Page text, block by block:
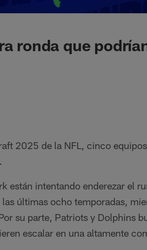
ronda que
2025 de la NFL, cinco
están intentando enderezar el
últimas ocho temporadas,
su parte, Patriots y Dolphins
escalar en una altamente